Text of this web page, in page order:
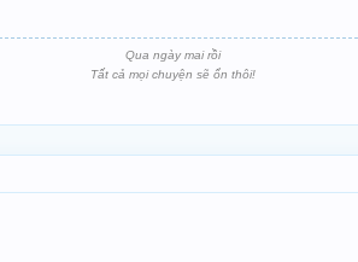
Qua ngày mai rồi
Tất cả mọi chuyện sẽ ổn thôi!